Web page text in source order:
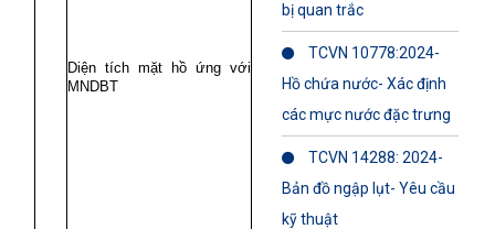
Diện tích mặt hồ ứng với
MNDBT
bị quan trắc
TCVN 10778:2024-
Hồ chứa nước- Xác định
các mực nước đặc trưng
TCVN 14288: 2024-
Bản đồ ngập lụt- Yêu cầu
kỹ thuật